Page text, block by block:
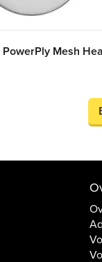
Mesh